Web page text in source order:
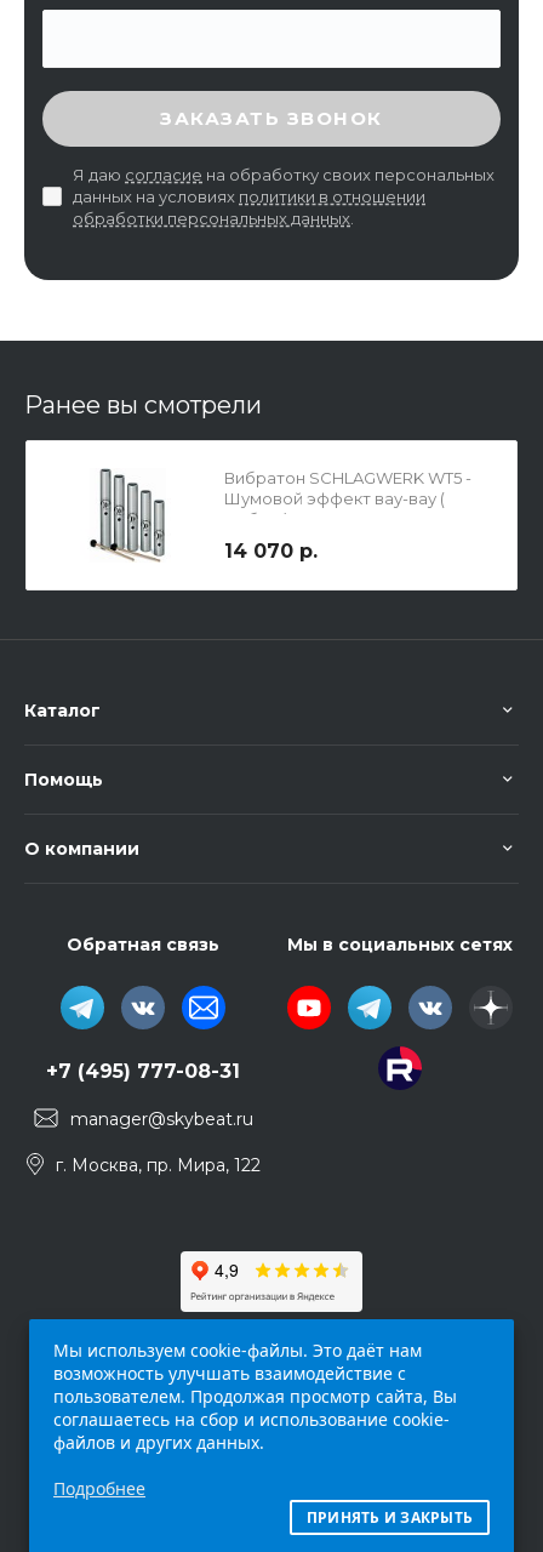
ВВЕДИТЕ ПРОВЕРОЧНЫЙ КОД
ЗАКАЗАТЬ ЗВОНОК
Я даю согласие на обработку своих персональных
данных на условиях политики в отношении
обработки персональных данных.
Ранее вы смотрели
Вибратон SCHLAGWERK WT5 -
Шумовой эффект вау-вау (
Набор )
14 070 р.
Каталог
Помощь
О компании
Обратная связь
+7 (495) 777-08-31
manager@skybeat.ru
г. Москва, пр. Мира, 122
Мы в социальных сетях
интернет-сайт (
исключительно информационный характер и
ни при каких условиях не является публичной
Мы используем cookie-файлы. Это даёт нам
возможность улучшать взаимодействие с
пользователем. Продолжая просмотр сайта, Вы
соглашаетесь на сбор и использование cookie-
файлов и других данных.
Подробнее
ПРИНЯТЬ И ЗАКРЫТЬ